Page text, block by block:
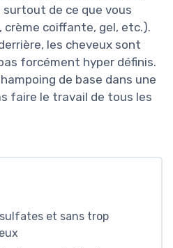
de ce que vous
coiffante, gel, etc.).
les cheveux sont
forcément hyper définis.
de base dans une
faire le travail de tous les
et sans trop